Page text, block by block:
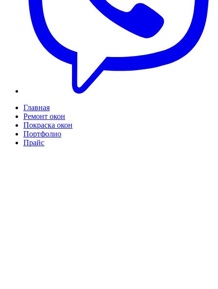
Главная
Ремонт окон
Покраска окон
Портфолио
Прайс